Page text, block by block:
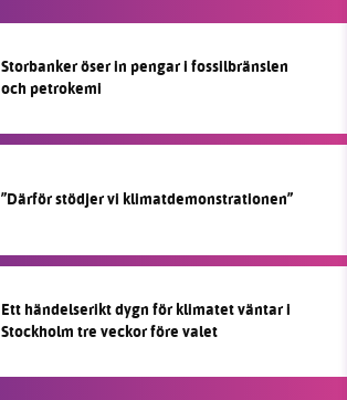
Storbanker öser in pengar i fossilbränslen
och petrokemi
”Därför stödjer vi klimatdemonstrationen”
Ett händelserikt dygn för klimatet väntar i
Stockholm tre veckor före valet